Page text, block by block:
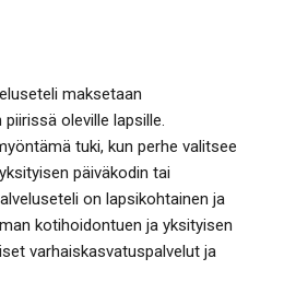
maksetaan
oleville lapsille.
tuki, kun perhe valitsee
päiväkodin tai
on lapsikohtainen ja
kotihoidontuen ja yksityisen
varhaiskasvatuspalvelut ja